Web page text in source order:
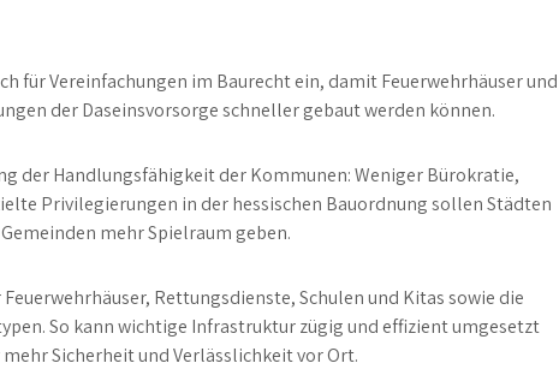
für Vereinfachungen im Baurecht ein, damit Feuerwehrhäuser und
der Daseinsvorsorge schneller gebaut werden können.
der Handlungsfähigkeit der Kommunen: Weniger Bürokratie,
Privilegierungen in der hessischen Bauordnung sollen Städten
mehr Spielraum geben.
Rettungsdienste, Schulen und Kitas sowie die
So kann wichtige Infrastruktur zügig und effizient umgesetzt
Sicherheit und Verlässlichkeit vor Ort.